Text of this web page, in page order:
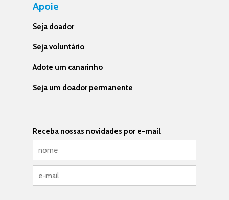
Apoie
Seja doador
Seja voluntário
Adote um canarinho
Seja um doador permanente
Receba nossas novidades por e-mail